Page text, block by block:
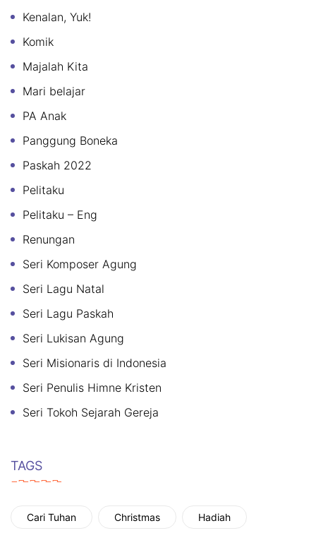
Kenalan, Yuk!
Komik
Majalah Kita
Mari belajar
PA Anak
Panggung Boneka
Paskah 2022
Pelitaku
Pelitaku – Eng
Renungan
Seri Komposer Agung
Seri Lagu Natal
Seri Lagu Paskah
Seri Lukisan Agung
Seri Misionaris di Indonesia
Seri Penulis Himne Kristen
Seri Tokoh Sejarah Gereja
TAGS
Cari Tuhan Christmas Hadiah